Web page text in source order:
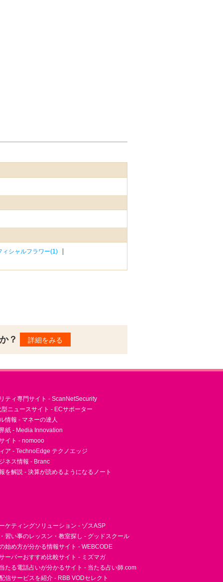
ィシャルフラワー(1)
？ 詳細をみる
ティ専門サイト - ScanNetSecurity
型ニュースサイト - ECサポーター
情報 - マネーの達人
紙 - Media Innovation
イト - nomooo
ア - TechnoEdge テクノエッジ
ネス情報 - Branc
を解説 - 決算が読めるようになるノート
ケティングソリューション - ゾスASP
習い事のレッスン・教室探し - グッドスクール
始め方が分かる情報サイト - WEBCODE
ーバーおすすめ比較サイト - ミズマガ
たる電話占いが分かるサイト - 当たる占い師.com
信サービスを紹介 - RBB VODセレクト